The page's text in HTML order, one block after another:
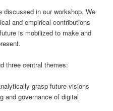
discussed in our workshop. We
and empirical contributions
is mobilized to make and
three central themes:
grasp future visions
and governance of digital